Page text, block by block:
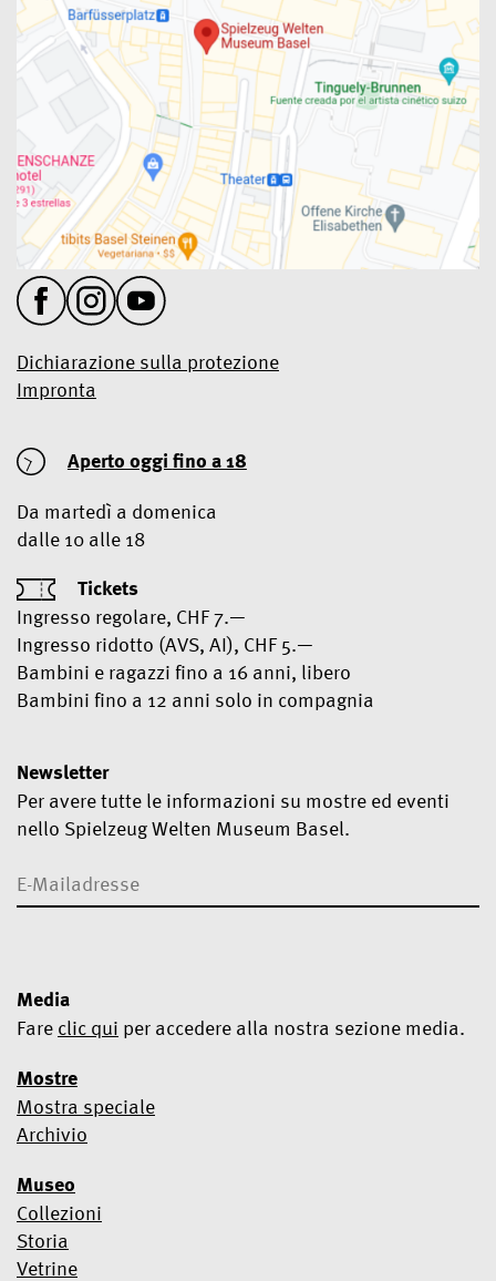
Dichiarazione sulla protezione
Impronta
Mostre
Mostra speciale
Archivio
Museo
Collezioni
Storia
Vetrine
Aperto oggi fino a 18
Da martedì a domenica
dalle 10 alle 18
Tickets
Ingresso regolare, CHF 7.—
Ingresso ridotto (AVS, AI), CHF 5.—
Bambini e ragazzi fino a 16 anni, libero
Bambini fino a 12 anni solo in compagnia
Newsletter
Per avere tutte le informazioni su mostre ed eventi
nello Spielzeug Welten Museum Basel.
Sì, voglio abbonarmi alla Newsletter
Iscrivendoti, riconosci e accetti che i tuoi dati verranno trattati da
Mailchimp per l'utilizzo.
termini legali in tema Privacy di Mailchimp qui.
Media
Fare clic qui per accedere alla nostra sezione media.